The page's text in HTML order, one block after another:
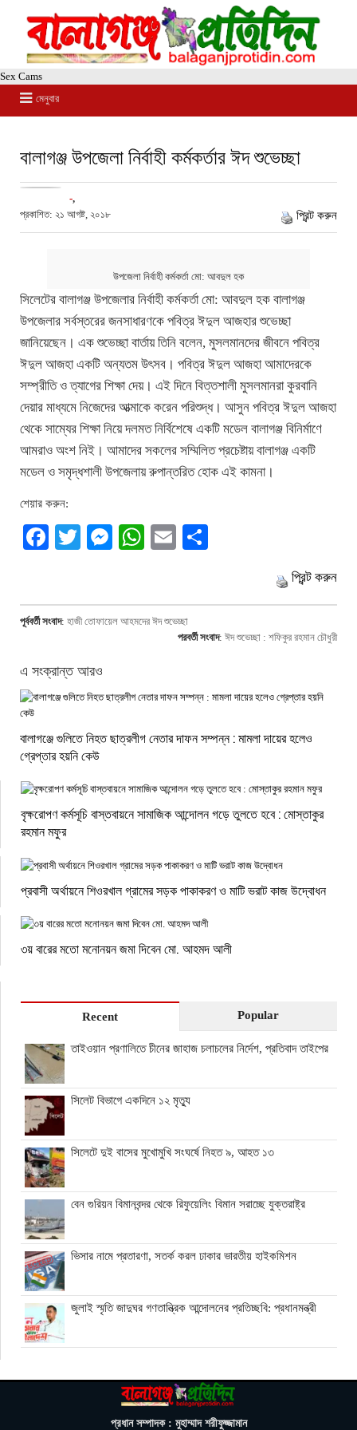
Sex Cams
মেনুবার
বালাগঞ্জ উপজেলা নির্বাহী কর্মকর্তার ঈদ শুভেচ্ছা
-,
প্রকাশিত: ২১ আগষ্ট, ২০১৮
প্রিন্ট করুন
উপজেলা নির্বাহী কর্মকর্তা মো: আবদুল হক
সিলেটের বালাগঞ্জ উপজেলার নির্বাহী কর্মকর্তা মো: আবদুল হক বালাগঞ্জ
উপজেলার সর্বস্তরের জনসাধারণকে পবিত্র ঈদুল আজহার শুভেচ্ছা
জানিয়েছেন। এক শুভেচ্ছা বার্তায় তিনি বলেন, মুসলমানদের জীবনে পবিত্র
ঈদুল আজহা একটি অন্যতম উৎসব। পবিত্র ঈদুল আজহা আমাদেরকে
সম্প্রীতি ও ত্যাগের শিক্ষা দেয়। এই দিনে বিত্তশালী মুসলমানরা কুরবানি
দেয়ার মাধ্যমে নিজেদের আত্মাকে করেন পরিশুদ্ধ। আসুন পবিত্র ঈদুল আজহা
থেকে সাম্যের শিক্ষা নিয়ে দলমত নির্বিশেষে একটি মডেল বালাগঞ্জ বিনির্মাণে
আমরাও অংশ নিই। আমাদের সকলের সম্মিলিত প্রচেষ্টায় বালাগঞ্জ একটি
মডেল ও সমৃদ্ধশালী উপজেলায় রুপান্তরিত হোক এই কামনা।
শেয়ার করুন:
Facebook
TwitterMessenger
WhatsApp
Email
প্রিন্ট করুন
পূর্ববর্তী সংবাদ: হাজী তোফায়েল আহমদের ঈদ শুভেচ্ছা
পরবর্তী সংবাদ: ঈদ শুভেচ্ছা : শফিকুর রহমান চৌধুরী
এ সংক্রান্ত আরও
বালাগঞ্জে গুলিতে নিহত ছাত্রলীগ নেতার দাফন সম্পন্ন : মামলা দায়ের হলেও
গ্রেপ্তার হয়নি কেউ
বৃক্ষরোপণ কর্মসূচি বাস্তবায়নে সামাজিক আন্দোলন গড়ে তুলতে হবে : মোস্তাকুর
রহমান মফুর
প্রবাসী অর্থায়নে শিওরখাল গ্রামের সড়ক পাকাকরণ ও মাটি ভরাট কাজ উদ্বোধন
৩য় বারের মতো মনোনয়ন জমা দিবেন মো. আহমদ আলী
Recent Popular
তাইওয়ান প্রণালিতে চীনের জাহাজ চলাচলের নির্দেশ, প্রতিবাদ তাইপের
সিলেট বিভাগে একদিনে ১২ মৃত্যু
সিলেটে দুই বাসের মুখোমুখি সংঘর্ষে নিহত ৯, আহত ১৩
বেন গুরিয়ন বিমানবন্দর থেকে রিফুয়েলিং বিমান সরাচ্ছে যুক্তরাষ্ট্র
ভিসার নামে প্রতারণা, সতর্ক করল ঢাকার ভারতীয় হাইকমিশন
জুলাই স্মৃতি জাদুঘর গণতান্ত্রিক আন্দোলনের প্রতিচ্ছবি: প্রধানমন্ত্রী
মিথ্যা ও বানোয়াট সংবাদ সম্মেলনের প্রতিবাদে সিলেট প্রেস ক্লাবে
প্রধান সম্পাদক : মুহাম্মাদ শরীফুজ্জামান